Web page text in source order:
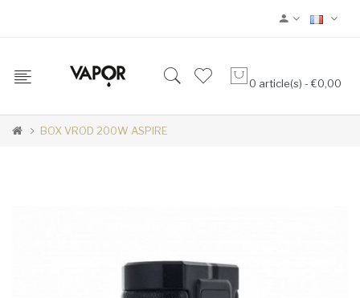
0 article(s) - €0,00
BOX VROD 200W ASPIRE